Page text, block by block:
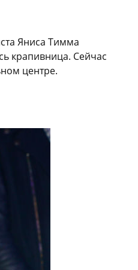
Яниса Тимма
крапивница. Сейчас
центре.